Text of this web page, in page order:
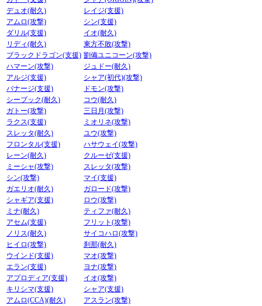
デュオ(耐久)
レイジ(支援)
アムロ(攻撃)
シン(支援)
ダリル(支援)
イオ(耐久)
リディ(耐久)
東方不敗(攻撃)
ブラックドラゴン(支援) 劉備ユニコーン(攻撃)
ハマーン(攻撃)
ジュドー(耐久)
アルジ(支援)
シャア(初代)(攻撃)
バナージ(支援)
ドモン(攻撃)
シーブック(耐久)
コウ(耐久)
ガトー(攻撃)
三日月(攻撃)
ラクス(支援)
ミオリネ(攻撃)
スレッタ(耐久)
ユウ(攻撃)
フロンタル(支援)
ハサウェイ(攻撃)
レーン(耐久)
クルーゼ(支援)
ミーシャ(攻撃)
スレッタ(攻撃)
シン(攻撃)
マイ(支援)
ガエリオ(耐久)
ガロード(攻撃)
シャギア(支援)
ロウ(攻撃)
ミナ(耐久)
ティファ(耐久)
アセム(支援)
フリット(攻撃)
ノリス(耐久)
サイコハロ(攻撃)
ヒイロ(攻撃)
刹那(耐久)
ウインド(支援)
マオ(攻撃)
エラン(支援)
ヨナ(攻撃)
アプロディア(支援)
イオ(攻撃)
キリシマ(支援)
シャア(支援)
アムロ(CCA)(耐久)
アスラン(攻撃)